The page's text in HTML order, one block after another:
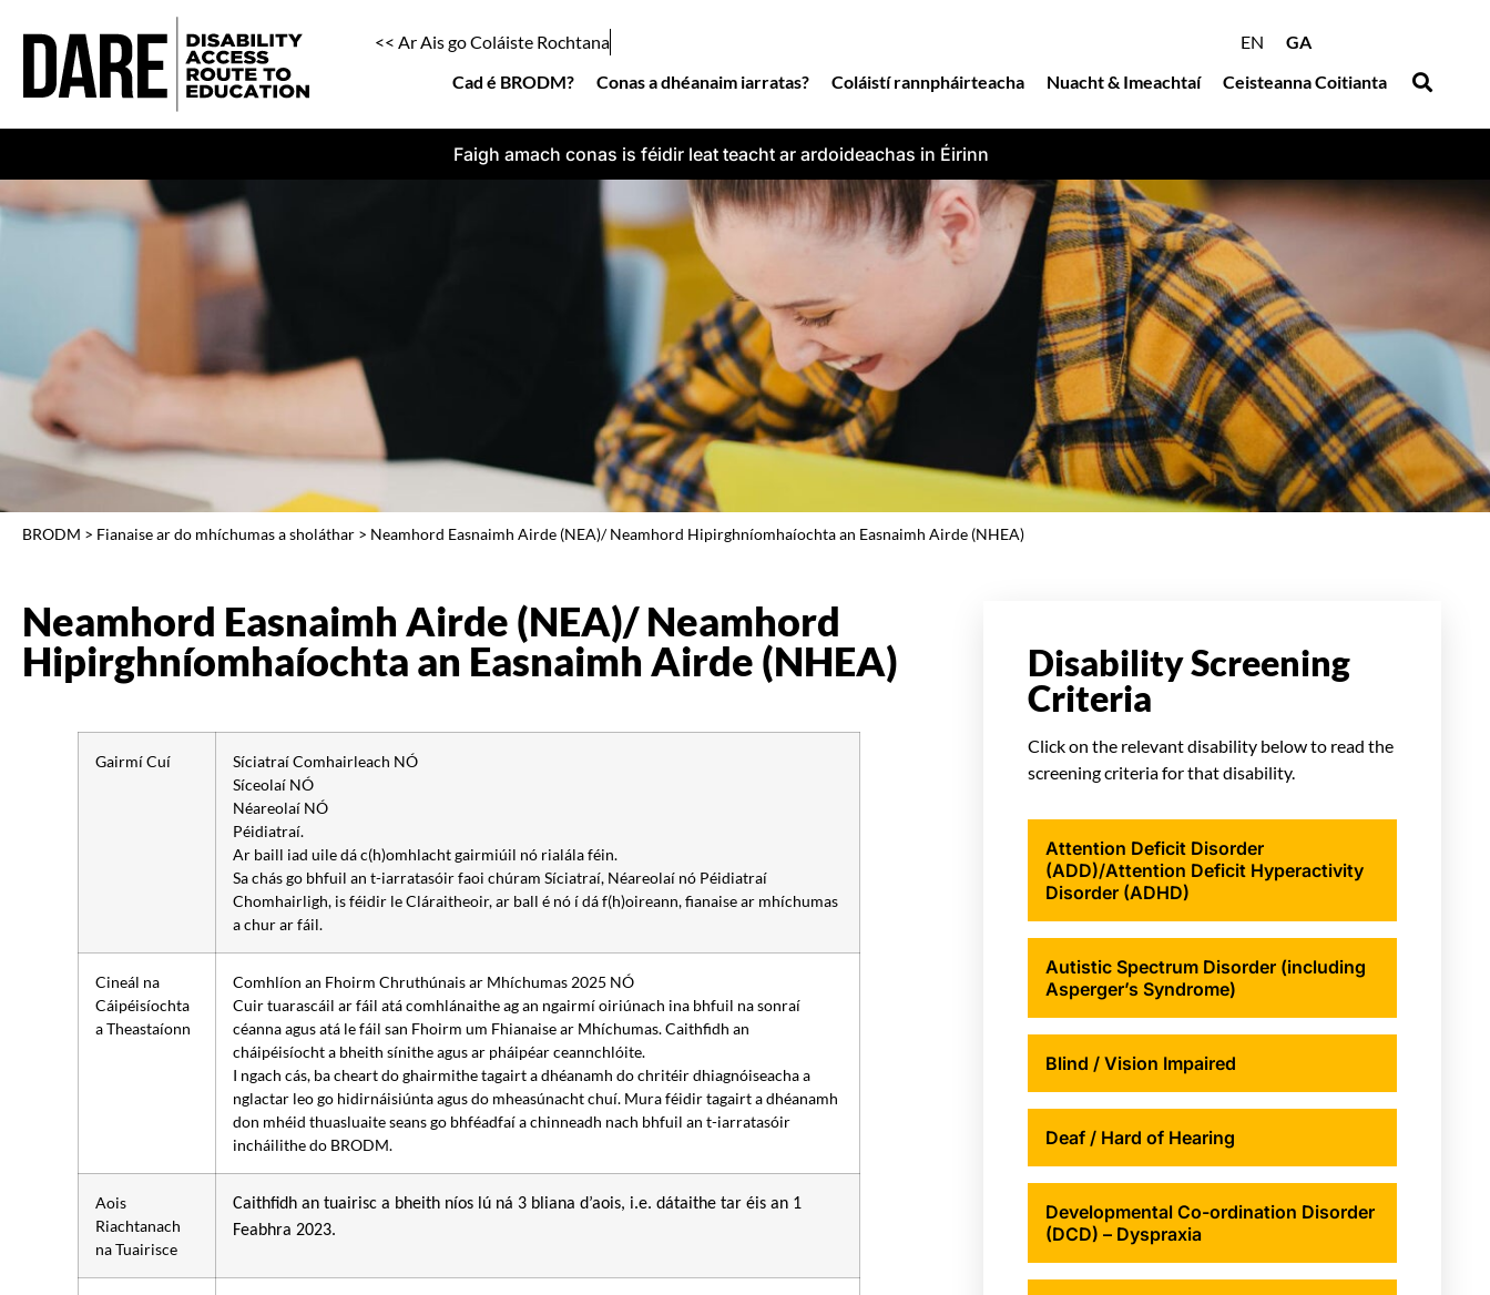
<< Ar Ais go Coláiste Rochtana EN
GA
Cad é BRODM?
Conas a dhéanaim iarratas? Coláistí rannpháirteacha Nuacht & Imeachtaí Ceisteanna Coitianta
Faigh amach conas is féidir leat teacht ar ardoideachas in Éirinn
BRODM > Fianaise ar do mhíchumas a sholáthar > Neamhord Easnaimh Airde (NEA)/ Neamhord Hipirghníomhaíochta an Easnaimh Airde (NHEA)
Neamhord Easnaimh Airde (NEA)/ Neamhord
Hipirghníomhaíochta an Easnaimh Airde (NHEA)
Gairmí Cuí
Síciatraí Comhairleach NÓ
Síceolaí NÓ
Néareolaí NÓ
Péidiatraí.
Ar baill iad uile dá c(h)omhlacht gairmiúil nó rialála féin.
Sa chás go bhfuil an t-iarratasóir faoi chúram Síciatraí, Néareolaí nó Péidiatraí
Chomhairligh, is féidir le Cláraitheoir, ar ball é nó í dá f(h)oireann, fianaise ar mhíchumas
a chur ar fáil.
Cineál na
Cáipéisíochta
a Theastaíonn
Comhlíon an Fhoirm Chruthúnais ar Mhíchumas 2025 NÓ
Cuir tuarascáil ar fáil atá comhlánaithe ag an ngairmí oiriúnach ina bhfuil na sonraí
céanna agus atá le fáil san Fhoirm um Fhianaise ar Mhíchumas. Caithfidh an
cháipéisíocht a bheith sínithe agus ar pháipéar ceannchlóite.
I ngach cás, ba cheart do ghairmithe tagairt a dhéanamh do chritéir dhiagnóiseacha a
nglactar leo go hidirnáisiúnta agus do mheasúnacht chuí. Mura féidir tagairt a dhéanamh
don mhéid thuasluaite seans go bhféadfaí a chinneadh nach bhfuil an t-iarratasóir
incháilithe do BRODM.
Aois
Riachtanach
na Tuairisce
Caithfidh an tuairisc a bheith níos lú ná 3 bliana d’aois, i.e. dátaithe tar éis an 1
Feabhra 2023.
Disability Screening
Criteria
Click on the relevant disability below to read the
screening criteria for that disability.
Attention Deficit Disorder
(ADD)/Attention Deficit Hyperactivity
Disorder (ADHD)
Autistic Spectrum Disorder (including
Asperger’s Syndrome)
Blind / Vision Impaired
Deaf / Hard of Hearing
Developmental Co-ordination Disorder
(DCD) – Dyspraxia